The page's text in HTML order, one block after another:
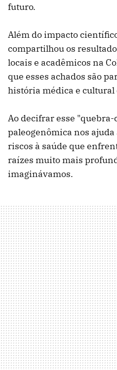
futuro.
Além do impacto
compartilhou os
locais e acadêmicos na
que esses achados são
história médica e cultural
Ao decifrar esse "quebra-
paleogenômica nos
riscos à saúde que
raízes muito mais
imaginávamos.